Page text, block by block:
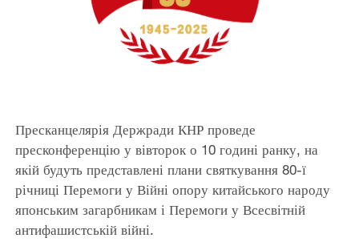
Пресканцелярія Держради КНР проведе
пресконференцію у вівторок о 10 годині ранку, на
якій будуть представлені плани святкування 80-ї
річниці Перемоги у Війні опору китайського народу
японським загарбникам і Перемоги у Всесвітній
антифашистській війні.